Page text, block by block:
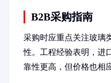
B2B采购指南
采购时应重点关注玻璃
性。工程经验表明，进
靠性更高，但价格也相